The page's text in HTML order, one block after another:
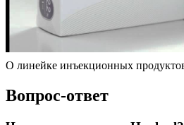
О линейке инъекционных
Вопрос-ответ